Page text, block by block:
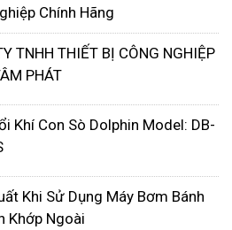
Chính Hãng
TNHH THIẾT BỊ CÔNG NGHIỆP
PHÁT
Khí Con Sò Dolphin Model: DB-
Khi Sử Dụng Máy Bơm Bánh
Khớp Ngoài